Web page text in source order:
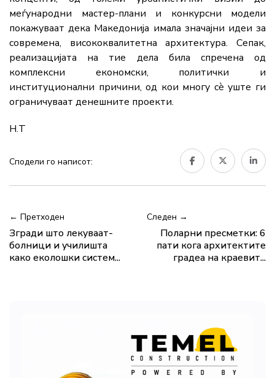
меѓународни мастер-плани и конкурсни модели
покажуваат дека Македонија имала значајни идеи за
современа, висококвалитетна архитектура. Сепак,
реализацијата на тие дела била спречена од
комплексни економски, политички и
институционални причини, од кои многу сè уште ги
ограничуваат денешните проекти.
Н.Т
Сподели го написот:
← Претходен
Згради што лекуваат-
болници и училишта
како еколошки систем...
Следен →
Поларни пресметки: 6
пати кога архитектите
градеа на краевит...